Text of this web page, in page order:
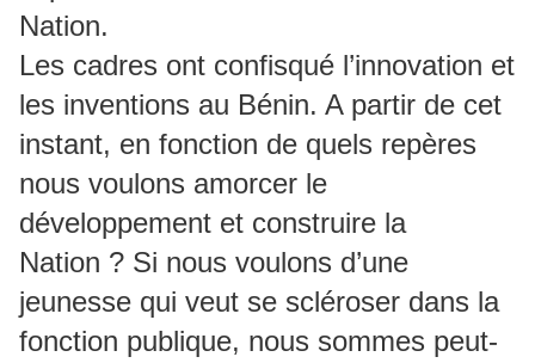
Nation.
Les cadres ont confisqué l’innovation et
les inventions au Bénin. A partir de cet
instant, en fonction de quels repères
nous voulons amorcer le
développement et construire la
Nation ? Si nous voulons d’une
jeunesse qui veut se scléroser dans la
fonction publique, nous sommes peut-